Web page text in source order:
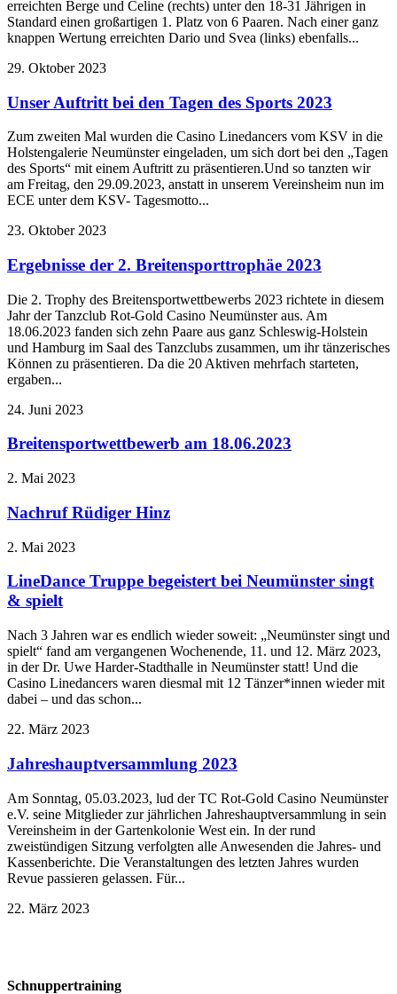
erreichten Berge und Celine (rechts) unter den 18-31 Jährigen in
Standard einen großartigen 1. Platz von 6 Paaren. Nach einer ganz
knappen Wertung erreichten Dario und Svea (links) ebenfalls...
29. Oktober 2023
Unser Auftritt bei den Tagen des Sports 2023
Zum zweiten Mal wurden die Casino Linedancers vom KSV in die
Holstengalerie Neumünster eingeladen, um sich dort bei den „Tagen
des Sports“ mit einem Auftritt zu präsentieren.Und so tanzten wir
am Freitag, den 29.09.2023, anstatt in unserem Vereinsheim nun im
ECE unter dem KSV- Tagesmotto...
23. Oktober 2023
Ergebnisse der 2. Breitensporttrophäe 2023
Die 2. Trophy des Breitensportwettbewerbs 2023 richtete in diesem
Jahr der Tanzclub Rot-Gold Casino Neumünster aus. Am
18.06.2023 fanden sich zehn Paare aus ganz Schleswig-Holstein
und Hamburg im Saal des Tanzclubs zusammen, um ihr tänzerisches
Können zu präsentieren. Da die 20 Aktiven mehrfach starteten,
ergaben...
24. Juni 2023
Breitensportwettbewerb am 18.06.2023
2. Mai 2023
Nachruf Rüdiger Hinz
2. Mai 2023
LineDance Truppe begeistert bei Neumünster singt
& spielt
Nach 3 Jahren war es endlich wieder soweit: „Neumünster singt und
spielt“ fand am vergangenen Wochenende, 11. und 12. März 2023,
in der Dr. Uwe Harder-Stadthalle in Neumünster statt! Und die
Casino Linedancers waren diesmal mit 12 Tänzer*innen wieder mit
dabei – und das schon...
22. März 2023
Jahreshauptversammlung 2023
Am Sonntag, 05.03.2023, lud der TC Rot-Gold Casino Neumünster
e.V. seine Mitglieder zur jährlichen Jahreshauptversammlung in sein
Vereinsheim in der Gartenkolonie West ein. In der rund
zweistündigen Sitzung verfolgten alle Anwesenden die Jahres- und
Kassenberichte. Die Veranstaltungen des letzten Jahres wurden
Revue passieren gelassen. Für...
22. März 2023
Schnuppertraining